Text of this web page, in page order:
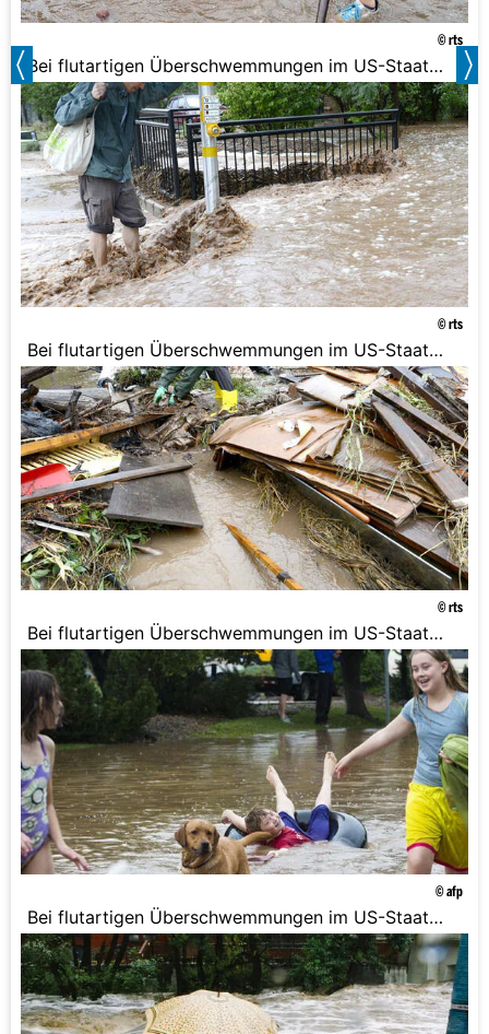
© rts
Bei flutartigen Überschwemmungen im US-Staat
Colorado sind drei Menschen ums Leben
gekommen. Häuser und Autos wurden von den
Wassermassen mitgerissen und ganze Dörfer in
Bergregionen abgeschnitten.
© rts
Bei flutartigen Überschwemmungen im US-Staat
Colorado sind drei Menschen ums Leben
gekommen. Häuser und Autos wurden von den
Wassermassen mitgerissen und ganze Dörfer in
Bergregionen abgeschnitten.
© rts
Bei flutartigen Überschwemmungen im US-Staat
Colorado sind drei Menschen ums Leben
gekommen. Häuser und Autos wurden von den
Wassermassen mitgerissen und ganze Dörfer in
Bergregionen abgeschnitten.
© afp
Bei flutartigen Überschwemmungen im US-Staat
Colorado sind drei Menschen ums Leben
gekommen. Häuser und Autos wurden von den
Wassermassen mitgerissen und ganze Dörfer in
Bergregionen abgeschnitten.